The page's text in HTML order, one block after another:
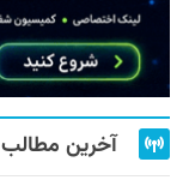
آخرین مطالب